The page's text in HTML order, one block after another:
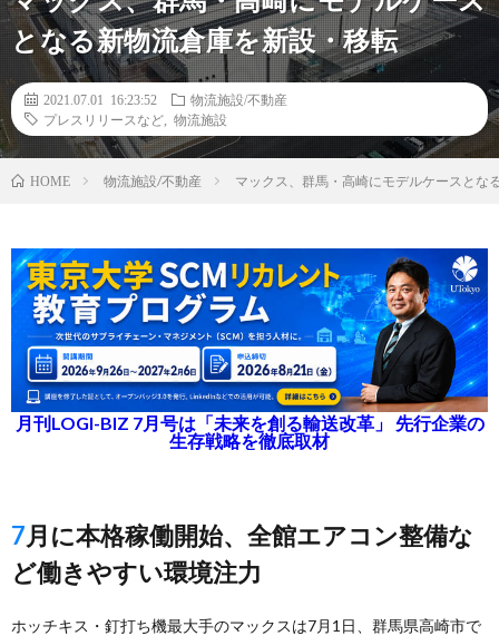
となる新物流倉庫を新設・移転
2021.07.01 16:23:52
物流施設/不動産
プレスリリースなど
物流施設
HOME 物流施設/不動産 マックス、群馬・高崎にモデルケースとな
月刊LOGI-BIZ 7月号は「未来を創る輸送改革」 先行企業の
生存戦略を徹底取材
7月に本格稼働開始、全館エアコン整備な
ど働きやすい環境注力
ホッチキス・釘打ち機最大手のマックスは7月1日、群馬県高崎市で